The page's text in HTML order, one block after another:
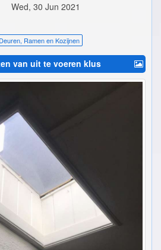
Wed, 30 Jun 2021
Deuren, Ramen en Kozijnen
van uit te voeren klus